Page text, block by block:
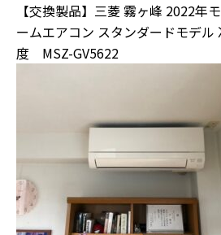
【交換製品】三菱 霧ヶ峰 2022年
ームエアコン スタンダードモデル
度 MSZ-GV5622